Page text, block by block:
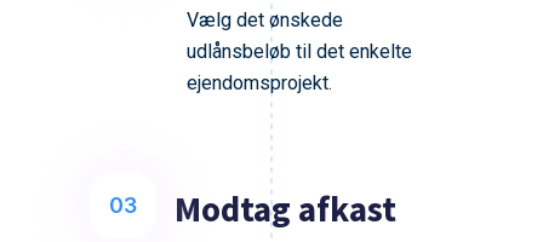
Vælg det ønskede
udlånsbeløb til det enkelte
ejendomsprojekt.
Modtag afkast
03